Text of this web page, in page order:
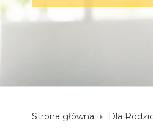
Strona główna Dla